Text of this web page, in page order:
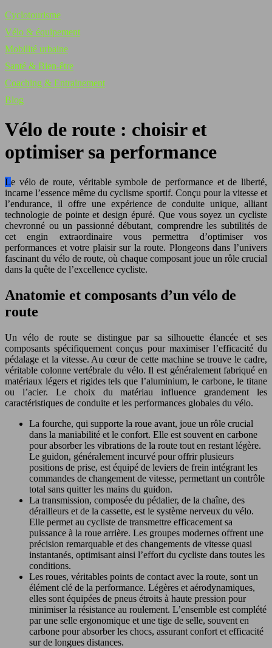
Cyclotourisme
Vélo & équipement
Mobilité urbaine
Santé & Bien-être
Coaching & Entrainement
Blog
Vélo de route : choisir et
optimiser sa performance
Le vélo de route, véritable symbole de performance et de liberté,
incarne l’essence même du cyclisme sportif. Conçu pour la vitesse et
l’endurance, il offre une expérience de conduite unique, alliant
technologie de pointe et design épuré. Que vous soyez un cycliste
chevronné ou un passionné débutant, comprendre les subtilités de
cet engin extraordinaire vous permettra d’optimiser vos
performances et votre plaisir sur la route. Plongeons dans l’univers
fascinant du vélo de route, où chaque composant joue un rôle crucial
dans la quête de l’excellence cycliste.
Anatomie et composants d’un vélo de
route
Un vélo de route se distingue par sa silhouette élancée et ses
composants spécifiquement conçus pour maximiser l’efficacité du
pédalage et la vitesse. Au cœur de cette machine se trouve le cadre,
véritable colonne vertébrale du vélo. Il est généralement fabriqué en
matériaux légers et rigides tels que l’aluminium, le carbone, le titane
ou l’acier. Le choix du matériau influence grandement les
caractéristiques de conduite et les performances globales du vélo.
La fourche, qui supporte la roue avant, joue un rôle crucial
dans la maniabilité et le confort. Elle est souvent en carbone
pour absorber les vibrations de la route tout en restant légère.
Le guidon, généralement incurvé pour offrir plusieurs
positions de prise, est équipé de leviers de frein intégrant les
commandes de changement de vitesse, permettant un contrôle
total sans quitter les mains du guidon.
La transmission, composée du pédalier, de la chaîne, des
dérailleurs et de la cassette, est le système nerveux du vélo.
Elle permet au cycliste de transmettre efficacement sa
puissance à la roue arrière. Les groupes modernes offrent une
précision remarquable et des changements de vitesse quasi
instantanés, optimisant ainsi l’effort du cycliste dans toutes les
conditions.
Les roues, véritables points de contact avec la route, sont un
élément clé de la performance. Légères et aérodynamiques,
elles sont équipées de pneus étroits à haute pression pour
minimiser la résistance au roulement. L’ensemble est complété
par une selle ergonomique et une tige de selle, souvent en
carbone pour absorber les chocs, assurant confort et efficacité
sur de longues distances.